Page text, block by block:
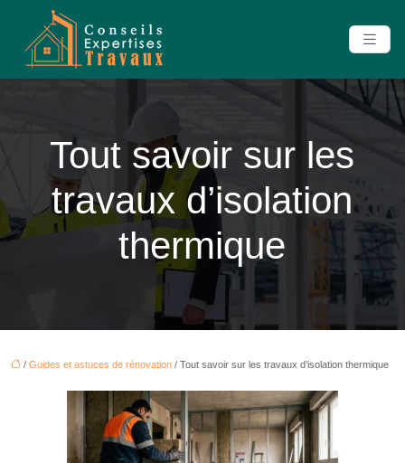
Tout savoir sur les
travaux d’isolation
thermique
/ Guides et astuces de rénovation / Tout savoir sur les travaux d’isolation thermique